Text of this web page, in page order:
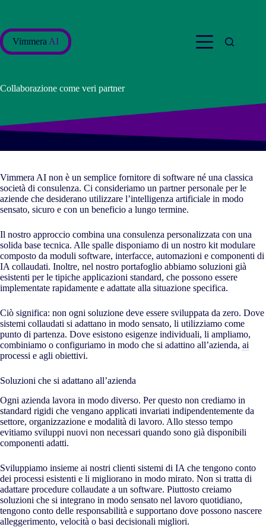
Vimmera AI
Collaborazione come veri partner
Vimmera AI non è un semplice fornitore di software né una classica
società di consulenza. Ci consideriamo un partner personale per le
aziende che desiderano utilizzare l’intelligenza artificiale in modo
sensato, sicuro e con un beneficio a lungo termine.
Il nostro approccio combina una consulenza personalizzata con una
solida base tecnica. Alle spalle disponiamo di un nostro kit modulare
composto da moduli software, interfacce, automazioni e componenti di
IA collaudati. Inoltre, nel nostro portafoglio abbiamo soluzioni già
esistenti per le tipiche applicazioni standard, che possono essere
implementate rapidamente e adattate alla situazione specifica.
Ciò significa: non ogni soluzione deve essere sviluppata da zero. Dove
sistemi collaudati si adattano in modo sensato, li utilizziamo come
punto di partenza. Dove esistono esigenze individuali, li ampliamo,
combiniamo o configuriamo in modo che si adattino all’azienda, ai
processi e agli obiettivi.
Soluzioni che si adattano all’azienda
Ogni azienda lavora in modo diverso. Per questo non crediamo in
standard rigidi che vengano applicati invariati indipendentemente da
settore, organizzazione e modalità di lavoro. Allo stesso tempo
evitiamo sviluppi nuovi non necessari quando sono già disponibili
componenti adatti.
Sviluppiamo insieme ai nostri clienti sistemi di IA che tengono conto
dei processi esistenti e li migliorano in modo mirato. Non si tratta di
adattare procedure collaudate a un software. Piuttosto creiamo
soluzioni che si integrano in modo sensato nel lavoro quotidiano,
tengono conto delle responsabilità e supportano dove possono nascere
alleggerimento, velocità o basi decisionali migliori.